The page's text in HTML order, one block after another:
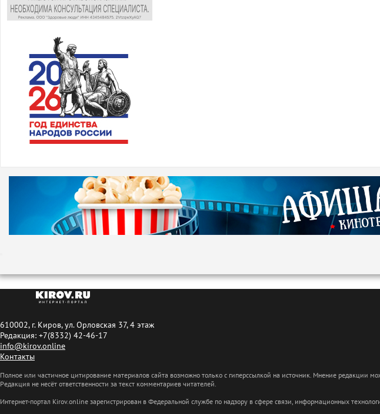
610002, г. Киров, ул. Орловская 37, 4 этаж
Редакция: +7(8332) 42-46-17
info@kirov.online
Контакты
Полное или частичное цитирование материалов сайта возможно только с гиперссылкой на источник. Мнение
Редакция не несёт ответственности за текст комментариев читателей.
Интернет-портал Kirov.online зарегистрирован в Федеральной службе по надзору в сфере связи, информационных